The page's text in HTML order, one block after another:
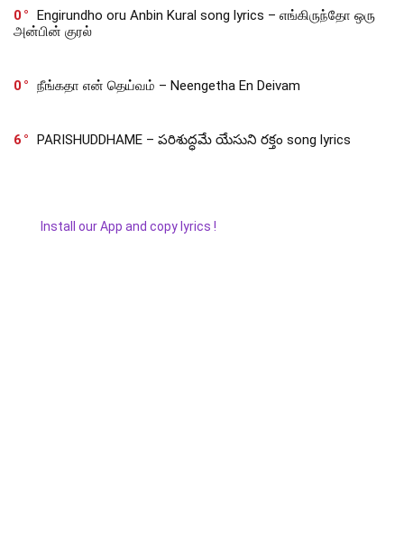
0
Engirundho oru Anbin Kural song lyrics – எங்கிருந்தோ ஒரு
அன்பின் குரல்
0 நீங்கதா என் தெய்வம் – Neengetha En Deivam
6 PARISHUDDHAME – పరిశుద్ధమే యేసుని రక్తం song lyrics
Install our App and copy lyrics !